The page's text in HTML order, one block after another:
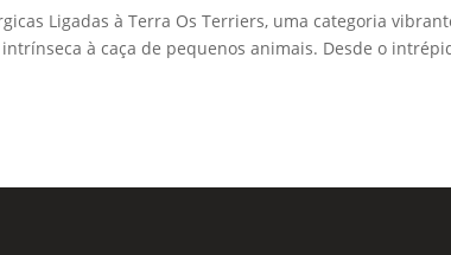
Ligadas à Terra Os Terriers, uma categoria
à caça de pequenos animais. Desde o